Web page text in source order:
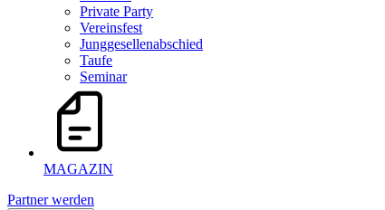
Private Party
Vereinsfest
Junggesellenabschied
Taufe
Seminar
MAGAZIN
Partner werden